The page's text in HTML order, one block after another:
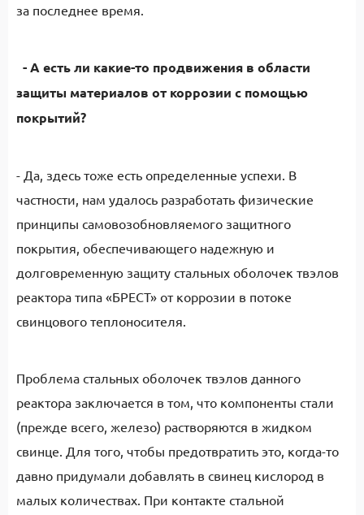
за последнее время.
- А есть ли какие-то продвижения в области
защиты материалов от коррозии с помощью
покрытий?
- Да, здесь тоже есть определенные успехи. В
частности, нам удалось разработать физические
принципы самовозобновляемого защитного
покрытия, обеспечивающего надежную и
долговременную защиту стальных оболочек твэлов
реактора типа «БРЕСТ» от коррозии в потоке
свинцового теплоносителя.
Проблема стальных оболочек твэлов данного
реактора заключается в том, что компоненты стали
(прежде всего, железо) растворяются в жидком
свинце. Для того, чтобы предотвратить это, когда-то
давно придумали добавлять в свинец кислород в
малых количествах. При контакте стальной